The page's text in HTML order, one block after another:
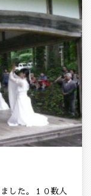
した。１０数人